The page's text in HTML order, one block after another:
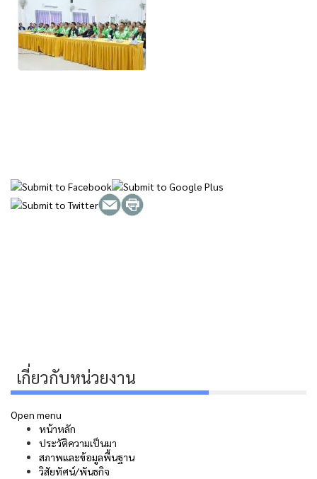
เกี่ยวกับหน่วยงาน
Open menu
หน้าหลัก
ประวัติความเป็นมา
สภาพและข้อมูลพื้นฐาน
วิสัยทัศน์/พันธกิจ